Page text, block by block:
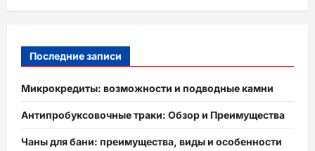
Последние записи
Микрокредиты: возможности и подводные камни
Антипробуксовочные траки: Обзор и Преимущества
Чаны для бани: преимущества, виды и особенности